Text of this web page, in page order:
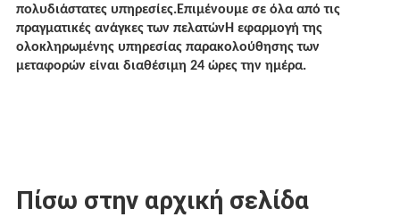
πολυδιάστατες υπηρεσίες.Επιμένουμε σε όλα από τις
πραγματικές ανάγκες των πελατώνΗ εφαρμογή της
ολοκληρωμένης υπηρεσίας παρακολούθησης των
μεταφορών είναι διαθέσιμη 24 ώρες την ημέρα.
Πίσω στην αρχική σελίδα